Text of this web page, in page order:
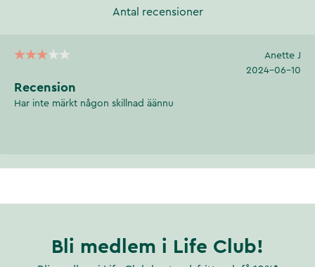
Antal recensioner
Anette J
2024-06-10
Recension
Har inte märkt någon skillnad äännu
Bli medlem i Life Club!